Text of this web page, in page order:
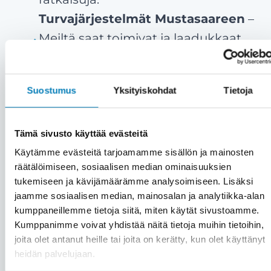
Suostumus Yksityiskohdat Tietoja
Tämä sivusto käyttää evästeitä
Käytämme evästeitä tarjoamamme sisällön ja mainosten
räätälöimiseen, sosiaalisen median ominaisuuksien
tukemiseen ja kävijämäärämme analysoimiseen. Lisäksi
jaamme sosiaalisen median, mainosalan ja analytiikka-alan
kumppaneillemme tietoja siitä, miten käytät sivustoamme.
Kumppanimme voivat yhdistää näitä tietoja muihin tietoihin,
joita olet antanut heille tai joita on kerätty, kun olet käyttänyt
heidän palvelujaan.
Turvajärjestelmät Mustasaareen –
Meiltä saat toimivat ja laadukkaat
turvajärjestelmät Mustasaareen
nopeasti ja ammattitaidolla.
Tyytyväiset asiakkaat ovat meille
aina etusijalla. Emme myy väkisin,
vaan vain aitoon tarpeeseen.
Asiakastyytyväisyytemme on yli 90
%.
Kattavat palvelut saman katon
alta– Kiinteistön turvajärjestelmien
lisäksi saat meiltä kätevästi saman